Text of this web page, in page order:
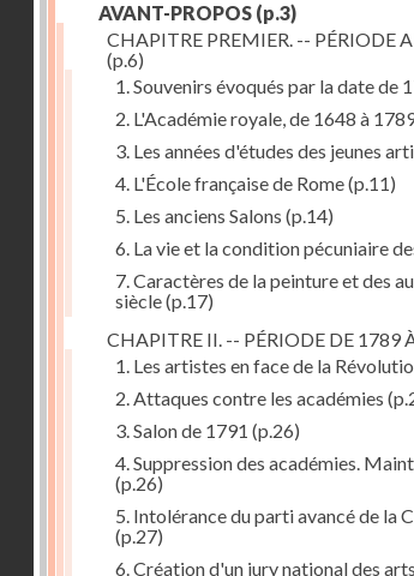
AVANT-PROPOS (p.3)
CHAPITRE PREMIER. -- PÉRIODE
(p.6)
1. Souvenirs évoqués par la date de
2. L'Académie royale, de 1648 à
3. Les années d'études des jeunes
4. L'École française de Rome(p.11)
5. Les anciens Salons (p.14)
6. La vie et la condition pécuniaire
7. Caractères de la peinture et des
siècle(p.17)
CHAPITRE II. -- PÉRIODE DE 1789
1. Les artistes en face de la
2. Attaques contre les académies
3. Salon de 1791 (p.26)
4. Suppression des académies.
(p.26)
5. Intolérance du parti avancé de la
(p.27)
6. Création d'un jury national des arts